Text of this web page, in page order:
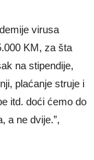
virusa
KM, za šta
na stipendije,
plaćanje struje i
itd. doći ćemo do
a ne dvije.”,